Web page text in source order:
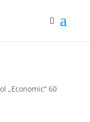
„Economic“ 60